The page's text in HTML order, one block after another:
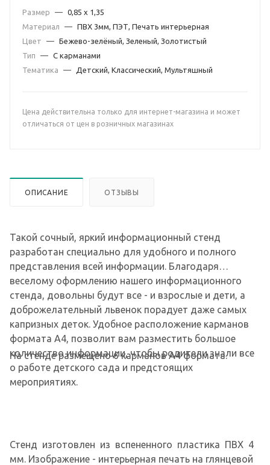
Размер — 0,85 х 1,35
Материал
— ПВХ 3мм, ПЭТ, Печать интерьерная
Цвет
— Бежево-зелёный, Зеленый, Золотистый
Тип
— С карманами
Тематика
— Детский, Классический, Мультяшный
Цена действительна только для интернет-магазина и может
отличаться от цен в розничных магазинах
ОПИСАНИЕ ОТЗЫВЫ
Такой сочный, яркий информационный стенд
разработан специально для удобного и полного
представления всей информации. Благодаря
веселому оформлению нашего информационного
стенда, довольны будут все - и взрослые и дети, а
доброжелательный львенок порадует даже самых
капризных деток. Удобное расположение карманов
формата А4, позволит вам разместить большое
количество информации, чтобы родители знали все
о работе детского сада и предстоящих
мероприятиях.
На стенде размещено 6 карманов А4 формата.
Стенд изготовлен из вспененного пластика ПВХ 4
мм. Изображение - интерьерная печать на глянцевой